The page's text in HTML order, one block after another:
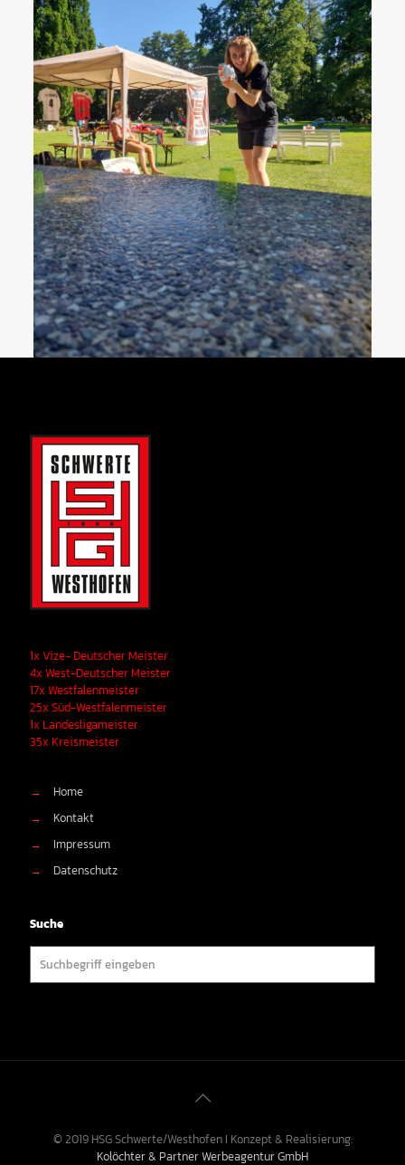
1x Vize- Deutscher Meister
4x West-Deutscher Meister
17x Westfalenmeister
25x Süd-Westfalenmeister
1x Landesligameister
35x Kreismeister
→
Home
→
Kontakt
→
Impressum
→
Datenschutz
Suche
© 2019 HSG Schwerte/Westhofen I Konzept & Realisierung:
Kolöchter & Partner Werbeagentur GmbH